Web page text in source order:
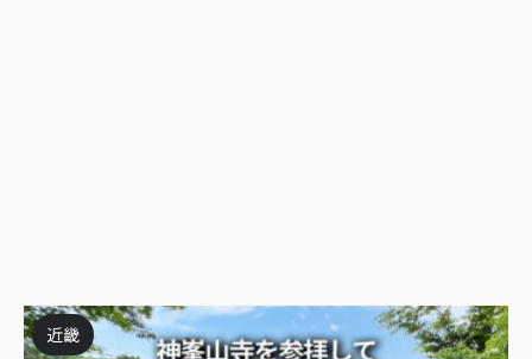
近畿